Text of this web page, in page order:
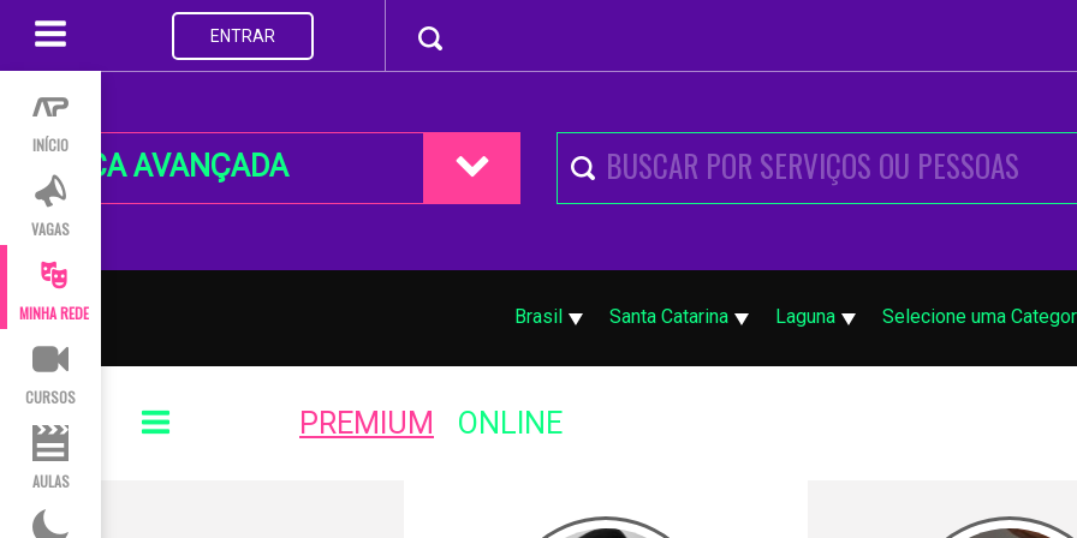
INÍCIO
VAGAS
MINHA REDE
CURSOS
AULAS
ENTRAR
BUSCA AVANÇADA
Brasil Santa Catarina Laguna Selecione uma
PREMIUM ONLINE